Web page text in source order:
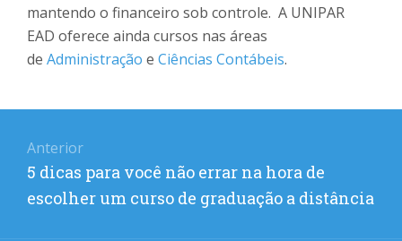
mantendo o financeiro sob controle. A UNIPAR
EAD oferece ainda cursos nas áreas
de Administração e Ciências Contábeis.
de
Post
Anterior
Post
anterior:
5 dicas para você não errar na hora de
escolher um curso de graduação a distância